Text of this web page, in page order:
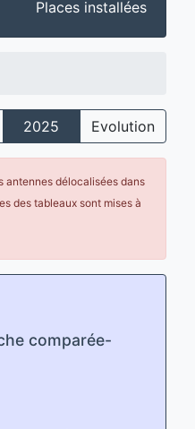
Places installées
2025 Evolution
antennes délocalisées dans
des tableaux sont mises à
comparée-